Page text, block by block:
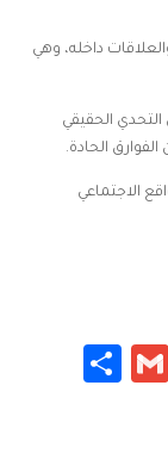
داخله، وهي
الحقيقي
الحادة.
الاجتماعي
WhatsApp
Gmail